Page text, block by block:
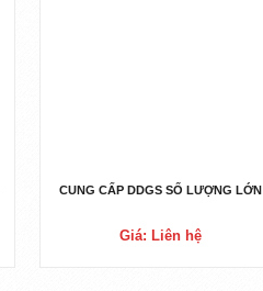
CUNG CẤP DDGS SỐ LƯỢNG LỚN
Giá: Liên hệ